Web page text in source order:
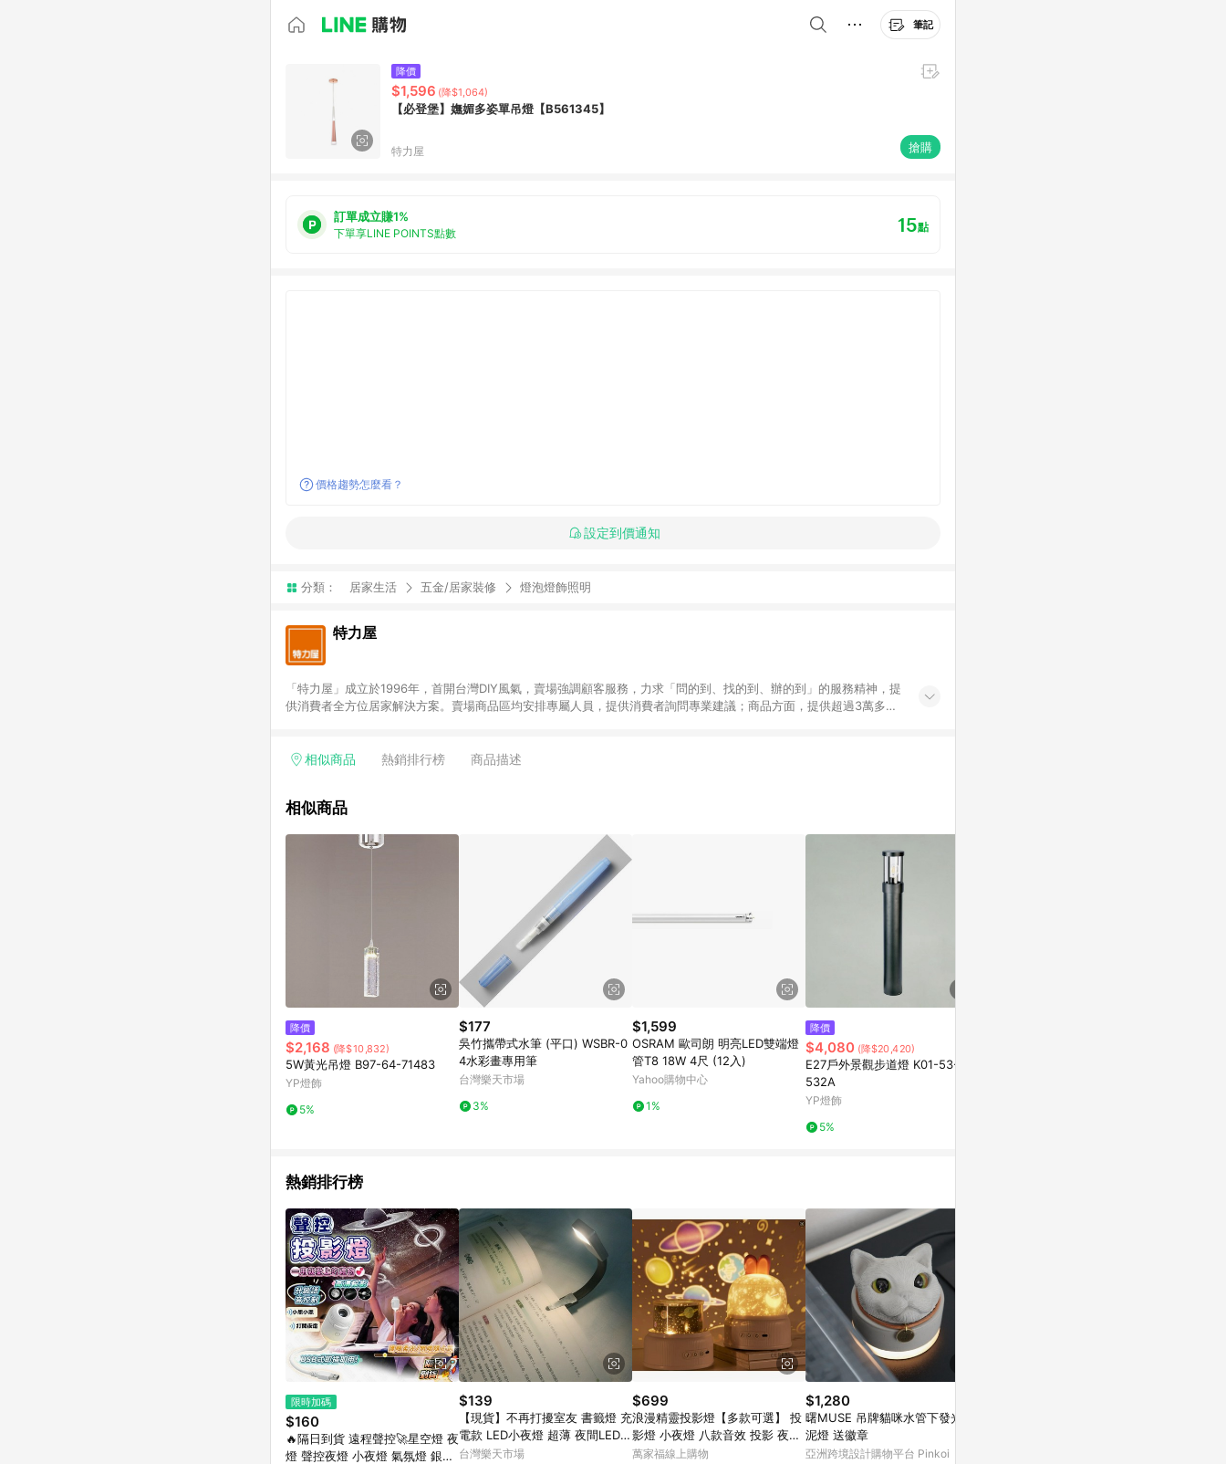
筆記
降價
$1,596 (降$1,064)
【必登堡】嫵媚多姿單吊燈【B561345】
特力屋 搶購
訂單成立賺1%
下單享LINE POINTS點數 15點
價格趨勢怎麼看？
設定到價通知
分類： 居家生活 五金/居家裝修 燈泡燈飾照明
特力屋
「特力屋」成立於1996年，首開台灣DIY風氣，賣場強調顧客服務，力求「問的到、找的到、辦的到」的服務精神，提
供消費者全方位居家解決方案。賣場商品區均安排專屬人員，提供消費者詢問專業建議；商品方面，提供超過3萬多種
升服務質感，期望每一位來店顧客，能輕鬆挑選到商品(Simple to choose)、在最短的時間內完成訂購或結帳流程
相似商品 熱銷排行榜 商品描述
相似商品
降價
$2,168 (降$10,832)
5W黃光吊燈 B97-64-71483
YP燈飾
5%
$177
吳竹攜帶式水筆 (平口) WSBR-0
4水彩畫專用筆
台灣樂天市場
3%
$1,599
OSRAM 歐司朗 明亮LED雙端燈
管T8 18W 4尺 (12入)
Yahoo購物中心
1%
降價
$4,080 (降$20,420)
E27戶外景觀步道燈 K01-53-12-
532A
YP燈飾
5%
熱銷排行榜
限時加碼
$160
🔥隔日到貨 遠程聲控🚀星空燈 夜
燈 聲控夜燈 小夜燈 氣氛燈 銀河
$139
【現貨】不再打擾室友 書籤燈 充
電款 LED小夜燈 超薄 夜間LED
便攜式 便籤燈 夾書燈 讀書燈 交
台灣樂天市場
$699
浪漫精靈投影燈【多款可選】 投
影燈 小夜燈 八款音效 投影 夜燈
禮物 交換禮物 宇宙星空 戀人 生
萬家福線上購物
$1,280
曙MUSE 吊牌貓咪水管下發光水
泥燈 送徽章
亞洲跨境設計購物平台 Pinkoi